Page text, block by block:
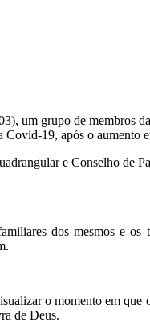
um grupo de membros
Covid-19, após o aumento
e Conselho de
dos mesmos e
o momento em que
de Deus.